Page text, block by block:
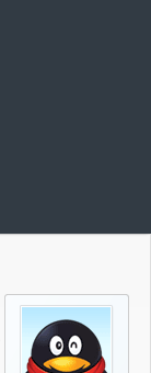
外贸开店资讯